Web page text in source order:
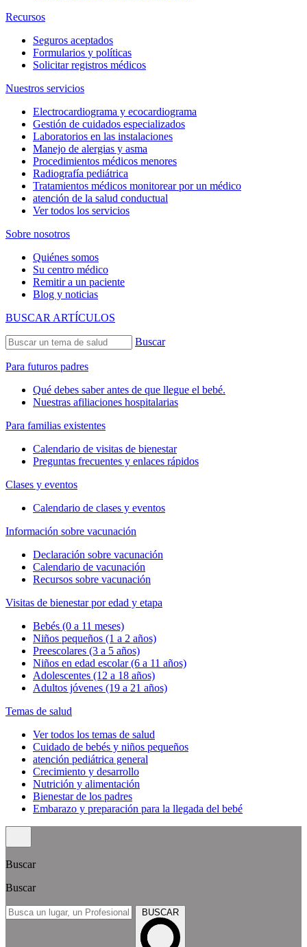
Recursos
Seguros aceptados
Formularios y políticas
Solicitar registros médicos
Nuestros servicios
Electrocardiograma y ecocardiograma
Gestión de cuidados especializados
Laboratorios en las instalaciones
Manejo de alergias y asma
Procedimientos médicos menores
Radiografía pediátrica
Tratamientos médicos monitorear por un médico
atención de la salud conductual
Ver todos los servicios
Sobre nosotros
Quiénes somos
Su centro médico
Remitir a un paciente
Blog y noticias
BUSCAR ARTÍCULOS
Buscar
Para futuros padres
Qué debes saber antes de que llegue el bebé.
Nuestras afiliaciones hospitalarias
Para familias existentes
Calendario de visitas de bienestar
Preguntas frecuentes y enlaces rápidos
Clases y eventos
Calendario de clases y eventos
Información sobre vacunación
Declaración sobre vacunación
Calendario de vacunación
Recursos sobre vacunación
Visitas de bienestar por edad y etapa
Bebés (0 a 11 meses)
Niños pequeños (1 a 2 años)
Preescolares (3 a 5 años)
Niños en edad escolar (6 a 11 años)
Adolescentes (12 a 18 años)
Adultos jóvenes (19 a 21 años)
Temas de salud
Ver todos los temas de salud
Cuidado de bebés y niños pequeños
atención pediátrica general
Crecimiento y desarrollo
Nutrición y alimentación
Bienestar de los padres
Embarazo y preparación para la llegada del bebé
Buscar
Buscar
BUSCAR